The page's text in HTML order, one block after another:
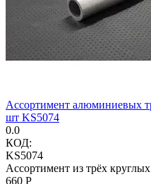
Ассортимент алюминиевых
шт KS5074
0.0
КОД:
KS5074
Ассортимент из трёх
‍660‍ Р